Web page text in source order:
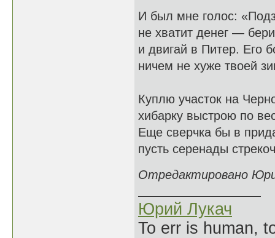
И был мне голос:
не хватит денег —
и двигай в Питер. Его
ничем не хуже твоей
Куплю участок на
хибарку выстрою по
Еще сверчка бы в
пусть серенады
Отредактировано
Юрий Лукач
To err is human,